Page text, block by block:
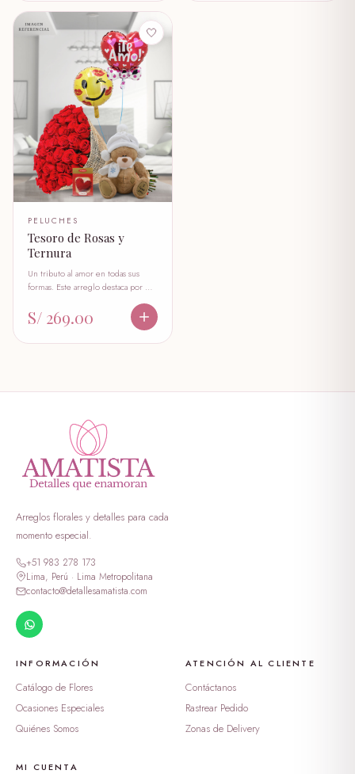
🤍
PELUCHES
Tesoro de Rosas y
Ternura
Un tributo al amor en todas sus
formas. Este arreglo destaca por …
S/ 269.00
Arreglos florales y detalles para cada
momento especial.
+51 983 278 173
Lima, Perú · Lima Metropolitana
contacto@detallesamatista.com
INFORMACIÓN
Catálogo de Flores
Ocasiones Especiales
Quiénes Somos
ATENCIÓN AL CLIENTE
Contáctanos
Rastrear Pedido
Zonas de Delivery
MI CUENTA